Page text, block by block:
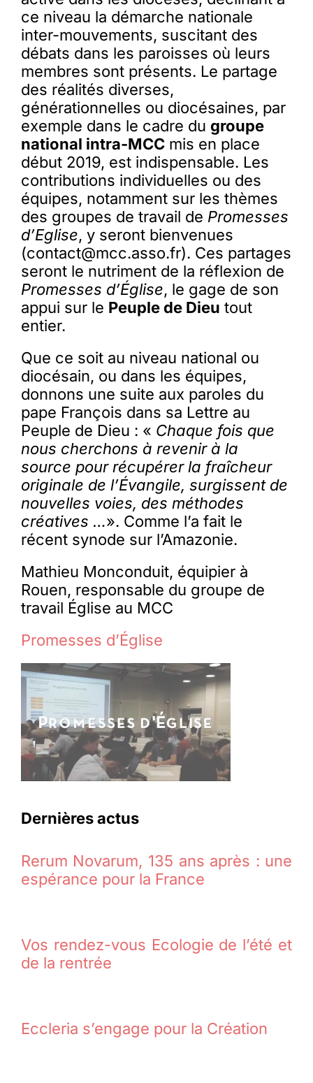
ce niveau la démarche nationale
inter-mouvements, suscitant des
débats dans les paroisses où leurs
membres sont présents. Le partage
des réalités diverses,
générationnelles ou diocésaines, par
exemple dans le cadre du groupe
national intra-MCCmis en place
début 2019, est indispensable. Les
contributions individuelles ou des
équipes, notamment sur les thèmes
des groupes de travail de Promesses
d’Eglise, y seront bienvenues
(contact@mcc.asso.fr). Ces partages
seront le nutriment de la réflexion de
Promesses d’Église, le gage de son
appui sur le Peuple de Dieu tout
entier.
Que ce soit au niveau national ou
diocésain, ou dans les équipes,
donnons une suite aux paroles du
pape François dans sa Lettre au
Peuple de Dieu : « Chaque fois que
nous cherchons à revenir à la
source pour récupérer la fraîcheur
originale de l’Évangile, surgissent de
nouvelles voies, des méthodes
créatives …». Comme l’a fait le
récent synode sur l’Amazonie.
Mathieu Monconduit, équipier à
Rouen, responsable du groupe de
travail Église au MCC
Promesses d’Église
Dernières actus
Rerum Novarum, 135 ans après : une
espérance pour la France
Vos rendez-vous Ecologie de l’été et
de la rentrée
Eccleria s’engage pour la Création